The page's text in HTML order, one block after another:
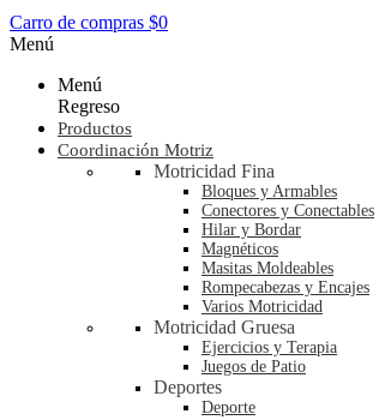
Carro de compras $0
Menú
Menú
Regreso
Productos
Coordinación Motriz
Motricidad Fina
Bloques y Armables
Conectores y Conectables
Hilar y Bordar
Magnéticos
Masitas Moldeables
Rompecabezas y Encajes
Varios Motricidad
Motricidad Gruesa
Ejercicios y Terapia
Juegos de Patio
Deportes
Deporte